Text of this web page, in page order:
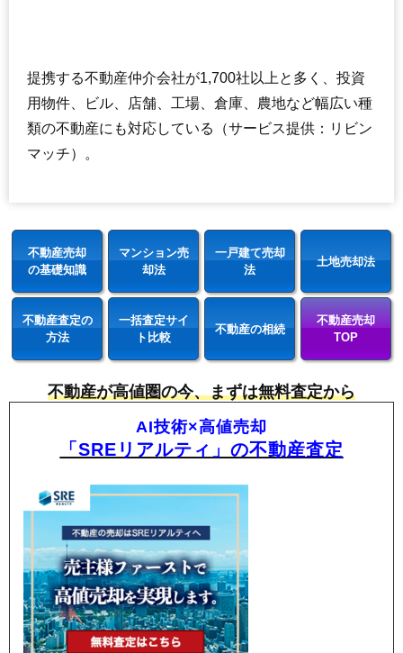
提携する不動産仲介会社が1,700社以上と多く、投資
用物件、ビル、店舗、工場、倉庫、農地など幅広い種
類の不動産にも対応している（サービス提供：リビン
マッチ）。
不動産売却
の基礎知識
マンション売
却法
一戸建て売却
法
土地売却法
不動産査定の
方法
一括査定サイ
ト比較
不動産の相続
不動産売却
TOP
不動産が高値圏の今、まずは無料査定から
AI技術×高値売却
「SREリアルティ」の不動産査定